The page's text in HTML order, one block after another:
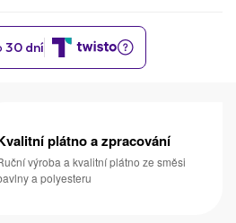
plátno a zpracování
výroba a kvalitní plátno ze směsi
a polyesteru